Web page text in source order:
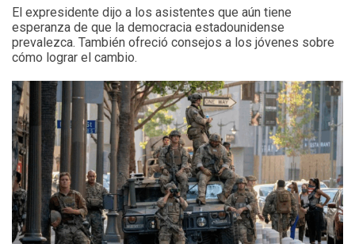
El expresidente dijo a los asistentes que aún tiene
esperanza de que la democracia estadounidense
prevalezca. También ofreció consejos a los jóvenes sobre
cómo lograr el cambio.